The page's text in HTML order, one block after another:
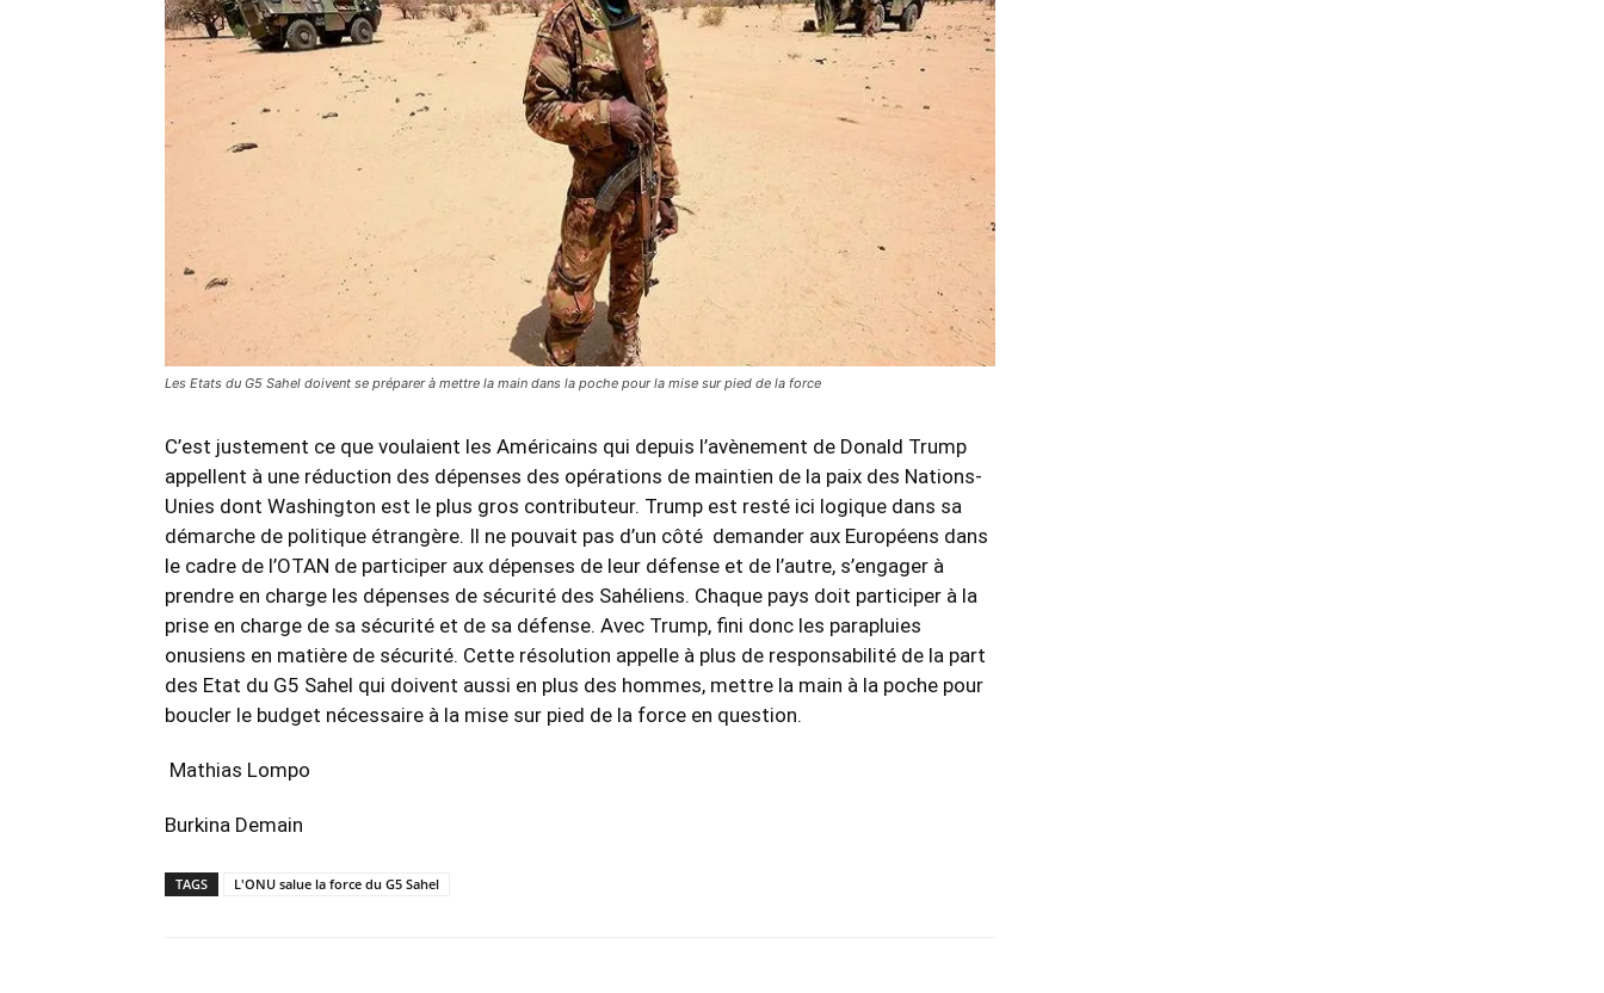
Les Etats du G5 Sahel doivent se préparer à mettre la main dans la poche pour la mise sur pied de la force
C’est justement ce que voulaient les Américains qui depuis l’avènement de Donald Trump
appellent à une réduction des dépenses des opérations de maintien de la paix des Nations-
Unies dont Washington est le plus gros contributeur. Trump est resté ici logique dans sa
démarche de politique étrangère. Il ne pouvait pas d’un côté demander aux Européens dans
le cadre de l’OTAN de participer aux dépenses de leur défense et de l’autre, s’engager à
prendre en charge les dépenses de sécurité des Sahéliens. Chaque pays doit participer à la
prise en charge de sa sécurité et de sa défense. Avec Trump, fini donc les parapluies
onusiens en matière de sécurité. Cette résolution appelle à plus de responsabilité de la part
des Etat du G5 Sahel qui doivent aussi en plus des hommes, mettre la main à la poche pour
boucler le budget nécessaire à la mise sur pied de la force en question.
Mathias Lompo
Burkina Demain
TAGS L'ONU salue la force du G5 Sahel